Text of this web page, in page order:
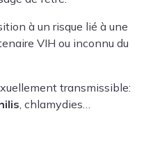
à un risque lié à une
VIH ou inconnu du
transmissible:
, chlamydies…